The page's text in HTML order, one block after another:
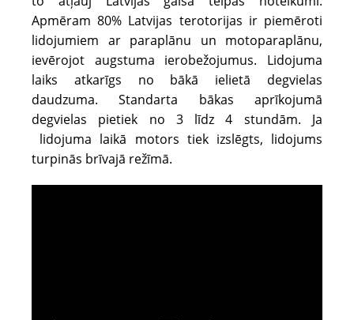
Apmēram 80% Latvijas terotorijas ir piemēroti
lidojumiem ar paraplānu un motoparaplānu,
ievērojot augstuma ierobežojumus. Lidojuma
laiks atkarīgs no bākā ielietā degvielas
daudzuma. Standarta bākas aprīkojumā
degvielas pietiek no 3 līdz 4 stundām. Ja
lidojuma laikā motors tiek izslēgts, lidojums
turpinās brīvajā režīmā.